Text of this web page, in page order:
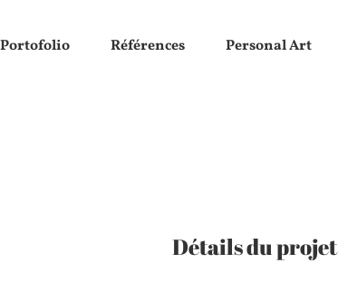
Portofolio Références Personal Art
Détails du projet